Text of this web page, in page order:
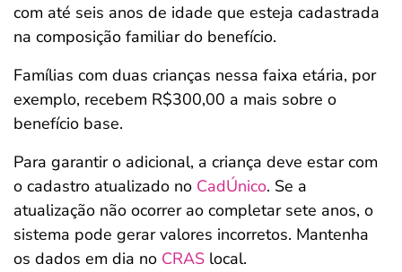
com até seis anos de idade que esteja cadastrada
na composição familiar do benefício.
Famílias com duas crianças nessa faixa etária, por
exemplo, recebem R$300,00 a mais sobre o
benefício base.
Para garantir o adicional, a criança deve estar com
o cadastro atualizado no CadÚnico. Se a
atualização não ocorrer ao completar sete anos, o
sistema pode gerar valores incorretos. Mantenha
os dados em dia no CRAS local.